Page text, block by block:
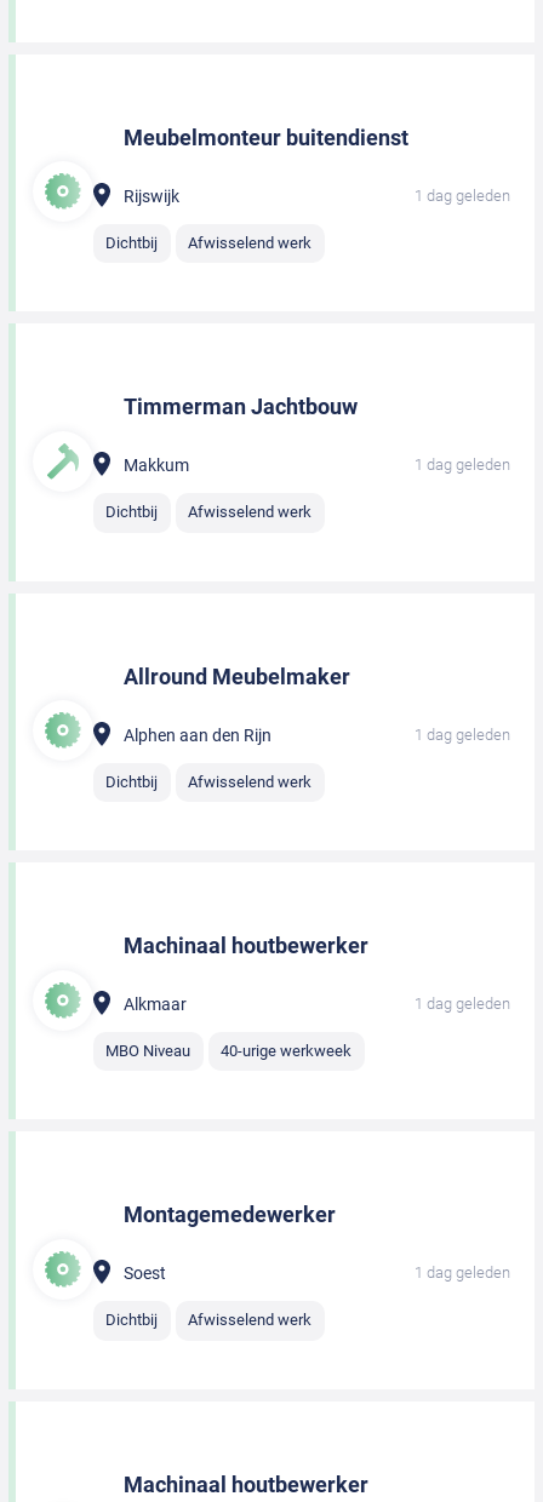
Meubelmonteur buitendienst
Rijswijk 1 dag geleden
Dichtbij Afwisselend werk
Timmerman Jachtbouw
Makkum 1 dag geleden
Dichtbij Afwisselend werk
Allround Meubelmaker
Alphen aan den Rijn 1 dag geleden
Dichtbij Afwisselend werk
Machinaal houtbewerker
Alkmaar 1 dag geleden
MBO Niveau 40-urige werkweek
Montagemedewerker
Soest 1 dag geleden
Dichtbij Afwisselend werk
Machinaal houtbewerker